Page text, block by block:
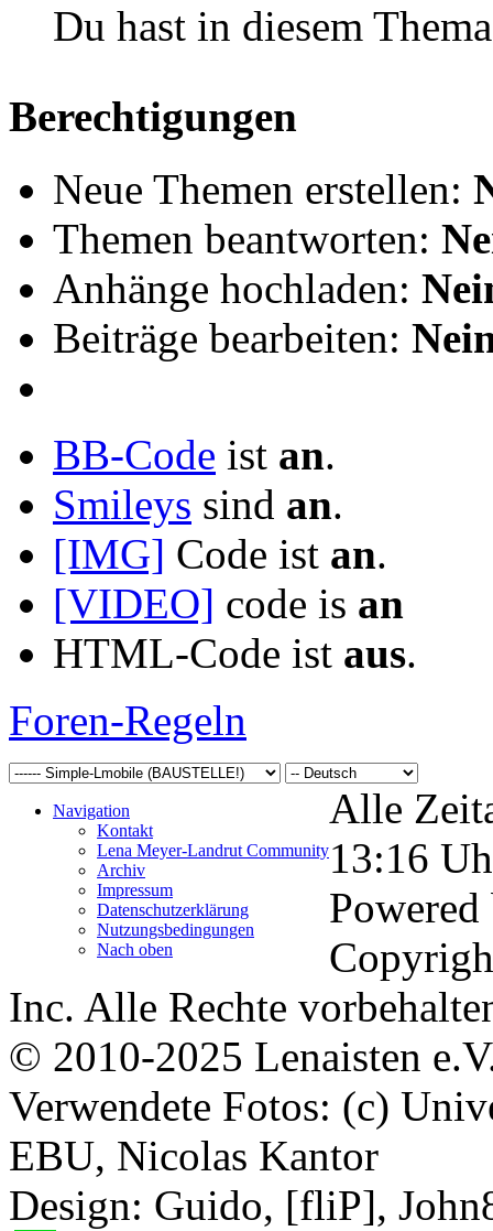
Du hast in diesem
Berechtigungen
Neue Themen erstellen:
Themen beantworten:
Anhänge hochladen:
Beiträge bearbeiten:
BB-Code ist an.
Smileys sind an.
[IMG] Code ist an.
[VIDEO] code is an
HTML-Code ist aus.
Foren-Regeln
Navigation
Kontakt
Lena Meyer-Landrut Community
Archiv
Impressum
Datenschutzerklärung
Nutzungsbedingungen
Nach oben
Alle
13:16
Inc. Alle Rechte
© 2010-2025 Lenaisten
Verwendete Fotos: (c)
EBU, Nicolas Kantor
Design: Guido, [fliP],